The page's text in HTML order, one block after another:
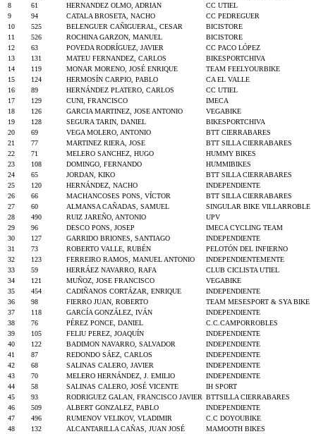
8
61 HERNANDEZ OLMO, ADRIAN
CC UTIEL
9
94 CATALA BROSETA, NACHO
CC PEDREGUER
10
525 BELENGUER CAÑIGUERAL, CESAR
BICISTORE
11
526 ROCHINA GARZON, MANUEL
BICISTORE
12
63 POVEDA RODRÍGUEZ, JAVIER
CC PACO LÓPEZ
13
131 MATEU FERNANDEZ, CARLOS
BIKESPORTCHIVA
14
119 MONAR MORENO, JOSÉ ENRIQUE
TEAM FEELYOURBIKE
15
124 HERMOSÍN CARPIO, PABLO
CA EL VALLE
16
89 HERNÁNDEZ PLATERO, CARLOS
CC UTIEL
17
129 CUNI, FRANCISCO
IMECA
18
126 GARCIA MARTINEZ, JOSE ANTONIO
VEGABIKE
19
128 SEGURA TARIN, DANIEL
BIKESPORTCHIVA
20
69 VEGA MOLERO, ANTONIO
BTT CIERRABARES
21
77 MARTINEZ RIERA, JOSE
BTT SILLA CIERRABARES
22
71 MELERO SANCHEZ, HUGO
HUMMY BIKES
23
108 DOMINGO, FERNANDO
HUMMIBIKES
24
65 JORDAN, KIKO
BTT SILLA CIERRABARES
25
120 HERNÁNDEZ, NACHO
INDEPENDIENTE
26
66 MACHANCOSES PONS, VÍCTOR
BTT SILLA CIERRABARES
27
60 ALMANSA CAÑADAS, SAMUEL
SINGULAR BIKE VILLARROBLE
28
490 RUIZ JAREÑO, ANTONIO
UPV
29
96 DESCO PONS, JOSEP
IMECA CYCLING TEAM
30
127 GARRIDO BRIONES, SANTIAGO
INDEPENDIENTE
31
73 ROBERTO VALLE, RUBÉN
PELOTÓN DEL INFIERNO
32
123 FERREIRO RAMOS, MANUEL ANTONIO
INDEPENDIENTEMENTE
33
59 HERRÁEZ NAVARRO, RAFA
CLUB CICLISTA UTIEL
34
121 MUÑOZ, JOSE FRANCISCO
VEGABIKE
35
454 CADIÑANOS CORTÁZAR, ENRIQUE
INDEPENDIENTE
36
98 FIERRO JUAN, ROBERTO
TEAM MESESPORT & SYA BIKE
37
118 GARCÍA GONZÁLEZ, IVÁN
INDEPENDIENTE
38
76 PÉREZ PONCE, DANIEL
C.C.CAMPORROBLES
39
105 FELIU PEREZ, JOAQUÍN
INDEPENDIENTE
40
122 BADIMON NAVARRO, SALVADOR
INDEPENDIENTE
41
87 REDONDO SÁEZ, CARLOS
INDEPENDIENTE
42
68 SALINAS CALERO, JAVIER
INDEPENDIENTE
43
70 MELERO HERNÁNDEZ, J. EMILIO
INDEPENDIENTE
44
58 SALINAS CALERO, JOSÉ VICENTE
IH SPORT
45
93 RODRIGUEZ GALAN, FRANCISCO JAVIER BTTSILLA CIERRABARES
46
509 ALBERT GONZALEZ, PABLO
INDEPENDIENTE
47
496 RUMENOV VELIKOV, VLADIMIR
C.C DOYOUBIKE
48
132 ALCANTARILLA CAÑAS, JUAN JOSÉ
MAMOOTH BIKES